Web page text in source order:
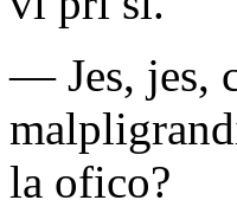
— Jes, jes,
la ofico?